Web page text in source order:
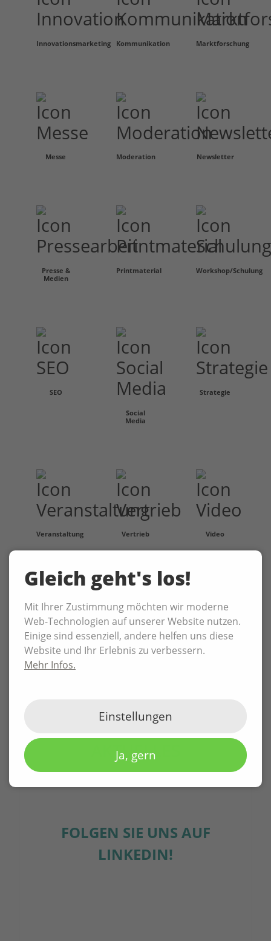
Innovationsmarketing Kommunikation Marktforschung
Messe Moderation Newsletter
Presse &
Medien
Printmaterial Workshop/Schulung
SEO
Social
Media
Strategie
Veranstaltung Vertrieb Video
Webseite
AKTUELLES
FOLGEN SIE UNS AUF
LINKEDIN!
Gleich geht's los!
Mit Ihrer Zustimmung möchten wir moderne
Web-Technologien auf unserer Website nutzen.
Einige sind essenziell, andere helfen uns diese
Website und Ihr Erlebnis zu verbessern.
Mehr Infos.
Einstellungen
Ja, gern